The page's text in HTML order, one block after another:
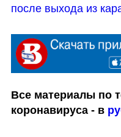
после выхода из
Все материалы по
коронавируса - в